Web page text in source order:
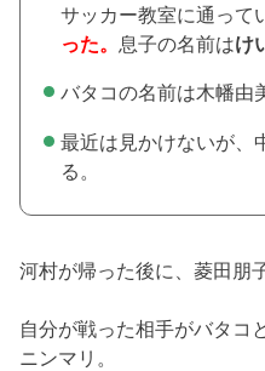
サッカー教室に通って
った。
息子の名前はけ
バタコの名前は木幡由
最近は見かけないが、
る。
河村が帰った後に、菱田朋
自分が戦った相手がバタコ
ニンマリ。